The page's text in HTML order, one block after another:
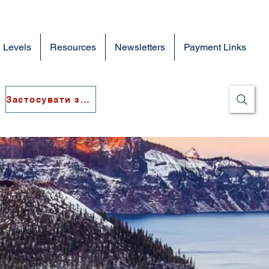
Levels Resources Newsletters Payment Links
Застосувати зараз